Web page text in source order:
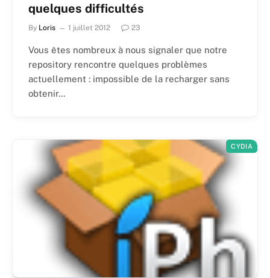
quelques difficultés
By Loris 1 juillet 2012 23
Vous êtes nombreux à nous signaler que notre
repository rencontre quelques problèmes
actuellement : impossible de la recharger sans
obtenir…
CYDIA